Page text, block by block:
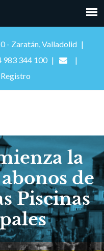
- Zaratán, Valladolid
983 344 100
la
de
Piscinas